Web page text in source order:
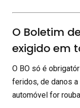
O Boletim
exigido em
O BO só é
feridos, de danos
automóvel for